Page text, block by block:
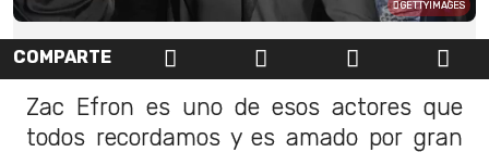
GETTYIMAGES
COMPARTE
Zac Efron es uno de esos actores que
todos recordamos y es amado por gran